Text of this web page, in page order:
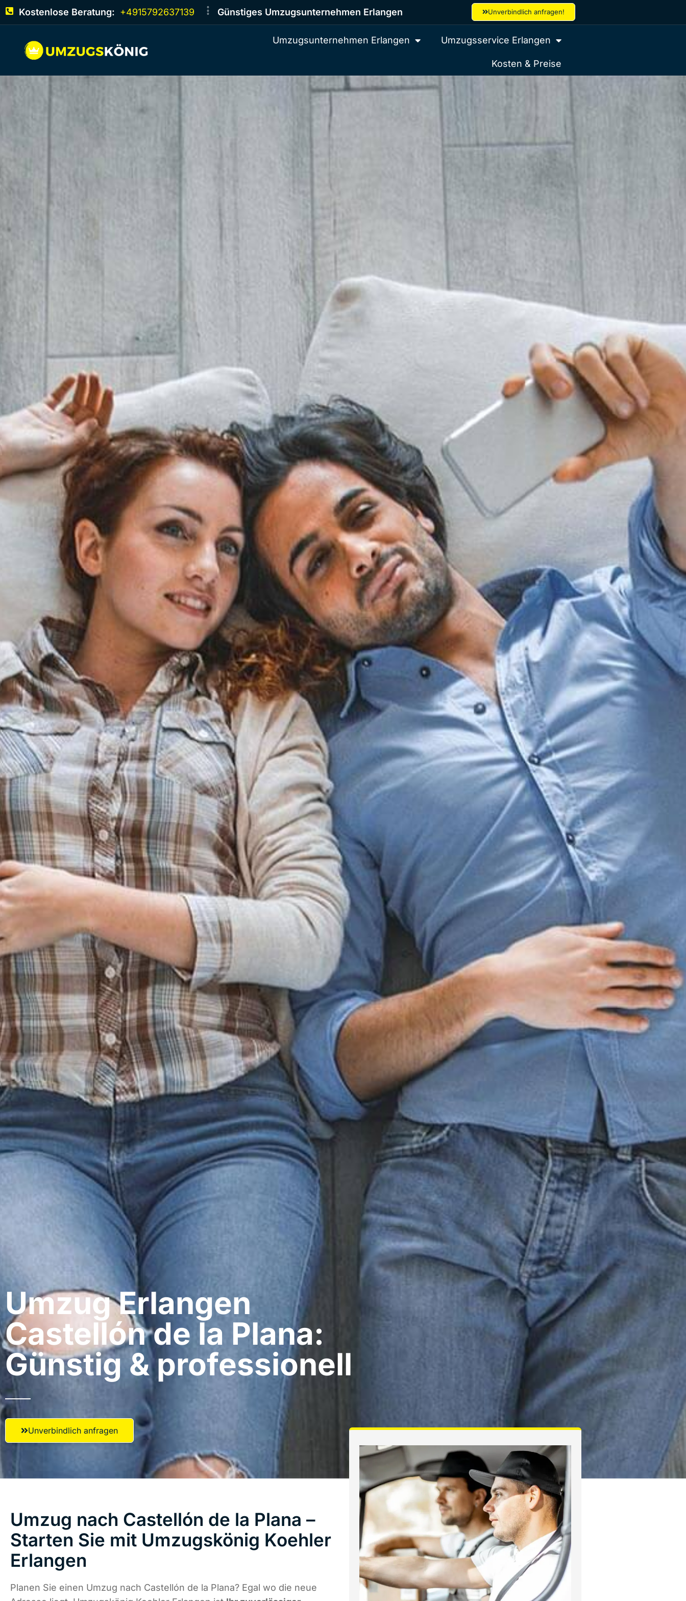
Kostenlose Beratung: +4915792637139 Günstiges Umzugsunternehmen Erlangen Unverbindlich anfragen!
Umzugsunternehmen Erlangen Umzugsservice Erlangen
Kosten & Preise
Umzug Erlangen​
Castellón de la Plana:
Günstig & professionell​
Unverbindlich anfragen
Umzug nach Castellón de la Plana –
Starten Sie mit Umzugskönig Koehler
Erlangen
Planen Sie einen Umzug nach Castellón de la Plana? Egal wo die neue